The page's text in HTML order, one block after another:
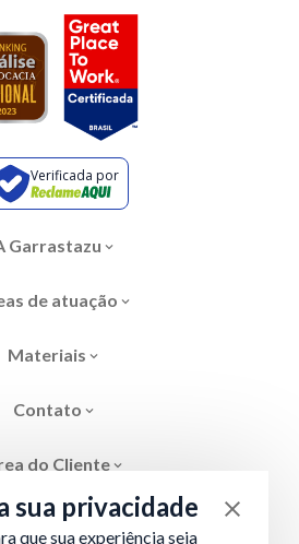
Verificada por
Garrastazu
de atuação
Materiais
Contato
do Cliente
sua privacidade
que sua experiência seja